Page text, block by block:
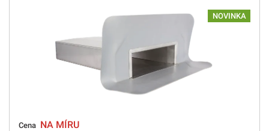
NOVINKA
Cena NA MÍRU